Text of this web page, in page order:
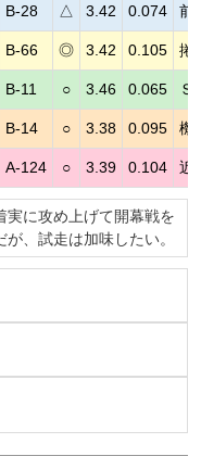
B-28 △ 3.42 0.074 前
B-66 ◎ 3.42 0.105 捲
B-11 ○ 3.46 0.065 Ｓ
B-14 ○ 3.38 0.095 機
A-124 ○ 3.39 0.104 近
に攻め上げて開幕戦を
、試走は加味したい。